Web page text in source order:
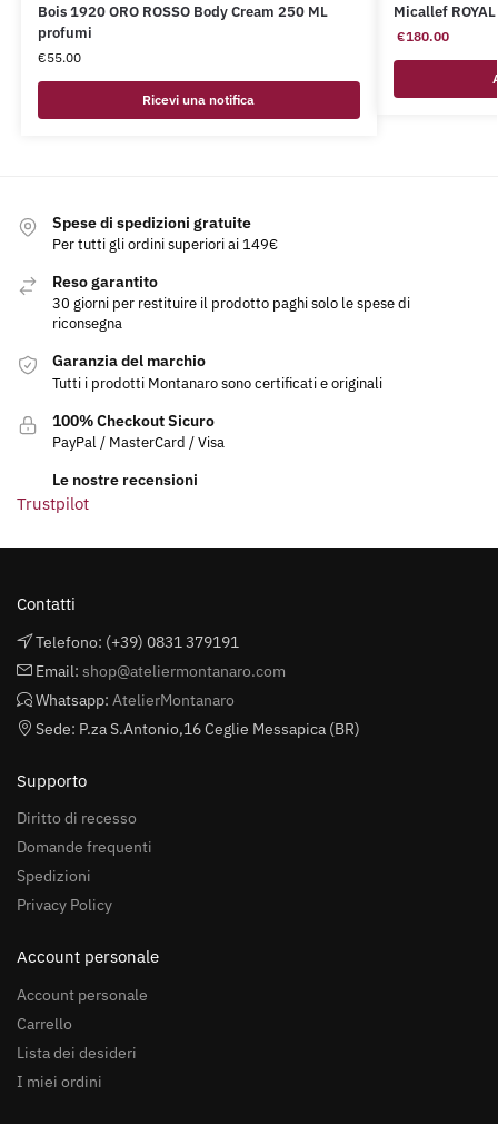
Bois 1920 ORO ROSSO Body Cream 250 ML
profumi
€55.00
Ricevi una notifica
Micallef
€180.00
Spese di spedizioni gratuite
Per tutti gli ordini superiori ai 149€
Reso garantito
30 giorni per restituire il prodotto paghi solo le spese di
riconsegna
Garanzia del marchio
Tutti i prodotti Montanaro sono certificati e originali
100% Checkout Sicuro
PayPal / MasterCard / Visa
Le nostre recensioni
Trustpilot
Contatti
Telefono: (+39) 0831 379191
Email: shop@ateliermontanaro.com
Whatsapp: AtelierMontanaro
Sede: P.za S.Antonio,16 Ceglie Messapica (BR)
Supporto
Diritto di recesso
Domande frequenti
Spedizioni
Privacy Policy
Account personale
Account personale
Carrello
Lista dei desideri
I miei ordini